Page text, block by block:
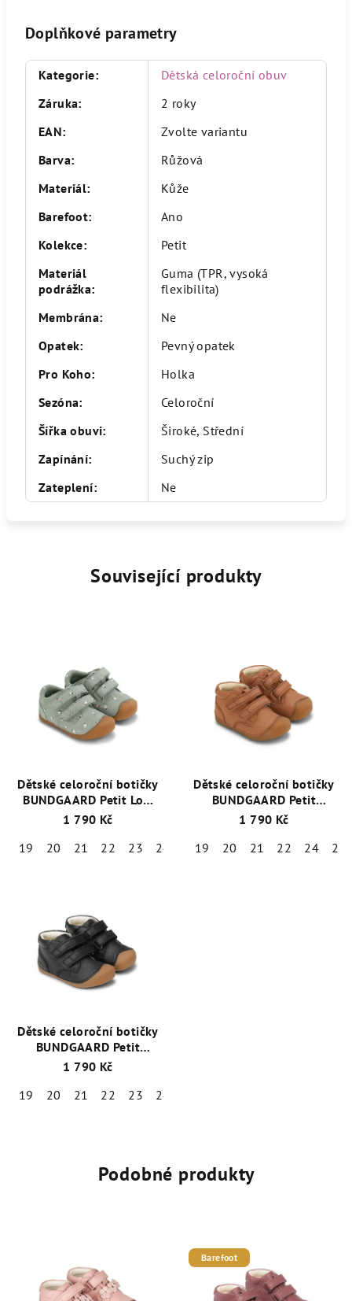
Doplňkové parametry
Kategorie:
Dětská celoroční obuv
Záruka:
2 roky
EAN:
Zvolte variantu
Barva:
Růžová
Materiál:
Kůže
Barefoot:
Ano
Kolekce:
Petit
Materiál
podrážka:
Guma (TPR, vysoká
flexibilita)
Membrána:
Ne
Opatek:
Pevný opatek
Pro Koho:
Holka
Sezóna:
Celoroční
Šířka obuvi:
Široké, Střední
Zapínání:
Suchý zip
Zateplení: Ne
Související produkty
Dětské celoroční botičky
BUNDGAARD Petit Low
BG101220-9202
ponožek Emel zdarma
1 790 Kč
19
20 21 22 23 24 25
Dětské celoroční botičky
BUNDGAARD Petit
BG101219-2115 Cognac
zdarma
1 790 Kč
19
20 21 22 24 25
Dětské celoroční botičky
BUNDGAARD Petit
BG101219-1199 Black
1 790 Kč
19
20 21 22 23 24
Podobné produkty
Barefoot